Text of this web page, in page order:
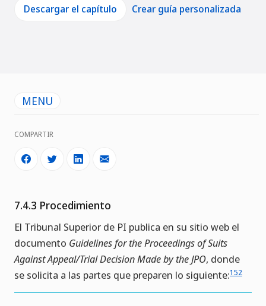
Descargar el capítulo Crear guía personalizada
MENU
COMPARTIR
7.4.3 Procedimiento
El Tribunal Superior de PI publica en su sitio web el
documento Guidelines for the Proceedings of Suits
Against Appeal/Trial Decision Made by the JPO, donde
se solicita a las partes que preparen lo siguiente:152